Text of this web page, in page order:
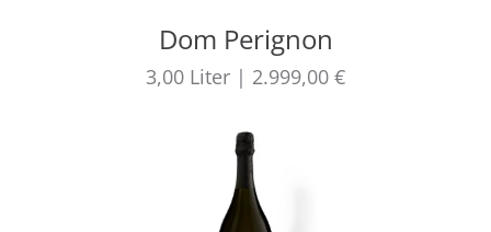
Dom Perignon
3,00 Liter | 2.999,00 €